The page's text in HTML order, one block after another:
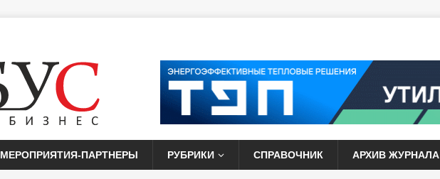
МЕРОПРИЯТИЯ-ПАРТНЕРЫ РУБРИКИ СПРАВОЧНИК АРХИВ ЖУРНАЛА